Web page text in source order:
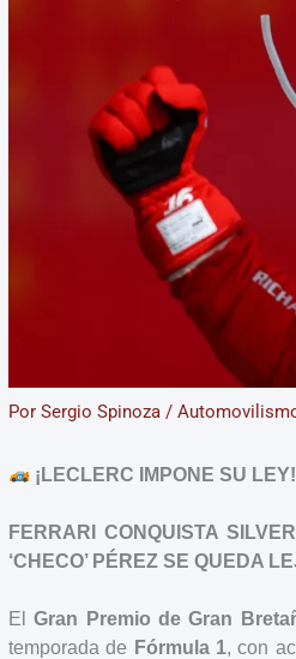
Por Sergio Spinoza /
¡LECLERC IMPONE SU LEY!
FERRARI CONQUISTA
‘CHECO’ PÉREZ SE QUEDA
ElGran Premio de Gran
temporada de Fórmula 1, con